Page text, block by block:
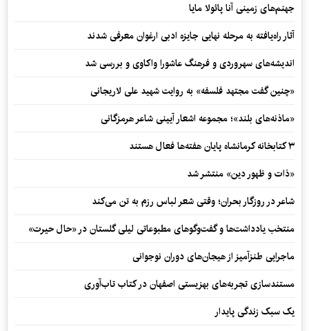
جهنم‌های زمینی آنا پائولا مایا
آثار راه‌یافته به مرحله نهایی جایزه ادبی ارغوان معرفی شدند
اندیشه‌های سهروردی و فرهنگ عاشورا واکاوی و بررسی شد
«چنین گفت مجتهد فلسفه» به روایت شهید علی لاریجانی
«ماذنه‌های بلند»؛ مجموعه اشعار آیینی شاعر هرمزگانی
۳ کتابخانه کرمانشاه پایان هفته‌ها فعال هستند
«ذات و ظهور دین» منتشر شد
شاعر در روزگار بحران؛ وقتی شعر لباس رزم به تن می‌کند
منتخب یادداشت‌ها و گفت‌وگوهای مطبوعاتی لیلی گلستان در «حال حیرت»
ماجرایی طنزآمیز از هیجان‌های دوران نوجوانی
مستندسازی تجربه‌های بهزیستی اصفهان در کتاب تاب‌آوری
یک سبک زندگی پایدار